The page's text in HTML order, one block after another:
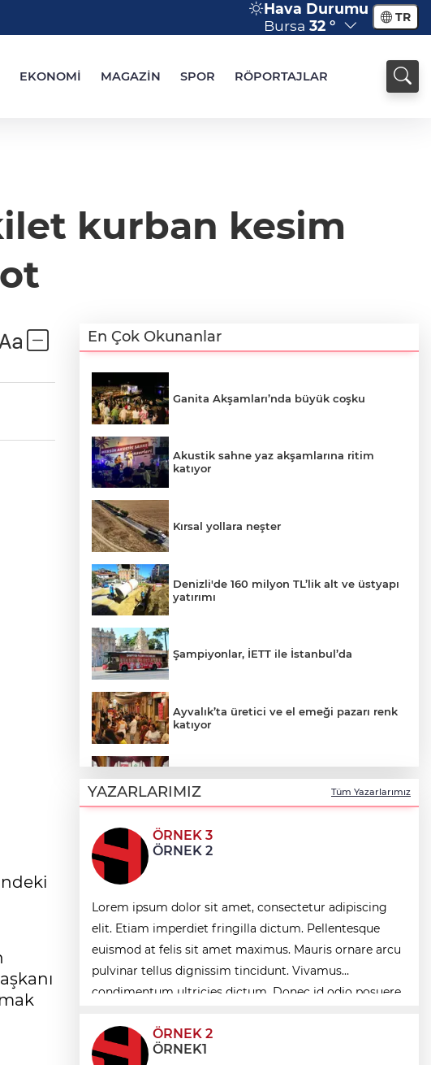
Hava Durumu
Bursa 32 ° TR
EKONOMİ MAGAZİN SPOR RÖPORTAJLAR
kurban kesim
En Çok Okunanlar
Ganita Akşamları’nda büyük coşku
Akustik sahne yaz akşamlarına ritim
katıyor
Kırsal yollara neşter
Denizli'de 160 milyon TL’lik alt ve üstyapı
yatırımı
Şampiyonlar, İETT ile İstanbul’da
Ayvalık’ta üretici ve el emeği pazarı renk
katıyor
birliği
İpsala OSB'nin gelişimi için kritik ziyaret
Bursa Büyükşehir Harmancık’ta da yolları
yeniliyor
Ağrı'da toplu sünnet şöleni
YAZARLARIMIZ Tüm Yazarlarımız
ÖRNEK 3
ÖRNEK 2
Lorem ipsum dolor sit amet, consectetur adipiscing
elit. Etiam imperdiet fringilla dictum. Pellentesque
euismod at felis sit amet maximus. Mauris ornare arcu
pulvinar tellus dignissim tincidunt. Vivamus
condimentum ultricies dictum. Donec id odio posuere,
ÖRNEK 2
ÖRNEK1